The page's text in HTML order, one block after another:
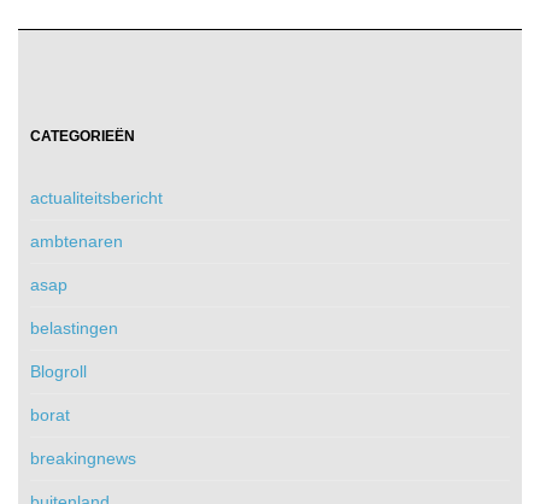
CATEGORIEËN
actualiteitsbericht
ambtenaren
asap
belastingen
Blogroll
borat
breakingnews